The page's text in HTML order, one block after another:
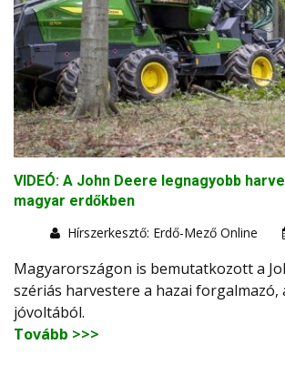
VIDEÓ: A John Deere legnagyobb
magyar erdőkben
Hírszerkesztő: Erdő-Mező Online
Magyarországon is bemutatkozott a
szériás harvestere a hazai forgalmazó,
jóvoltából.
Tovább >>>